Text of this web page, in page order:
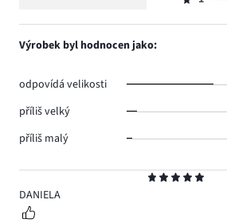
5
DANIELA
Hodnocení
1,
Výrobek byl hodnocen jako:
odpovídá velikosti
příliš velký
příliš malý